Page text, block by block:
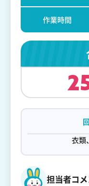
作業時間
衣類
担当者コ